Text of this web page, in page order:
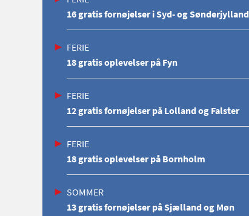
16 gratis fornøjelser i Syd- og Sønderjylland
FERIE
18 gratis oplevelser på Fyn
FERIE
12 gratis fornøjelser på Lolland og Falster
FERIE
18 gratis oplevelser på Bornholm
SOMMER
13 gratis fornøjelser på Sjælland og Møn